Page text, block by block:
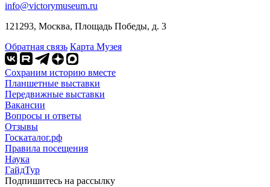
info@victorymuseum.ru
121293, Москва, Площадь Победы, д. 3
Обратная связь Карта Музея
Сохраним историю вместе
Планшетные выставки
Передвижные выставки
Вакансии
Вопросы и ответы
Отзывы
Госкаталог.рф
Правила посещения
Наука
ГайдТур
Подпишитесь на рассылку